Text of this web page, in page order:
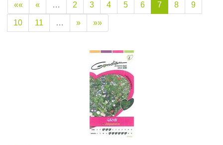
«« « … 2 3 4 5 6 7 8 9
10 11 … » »»